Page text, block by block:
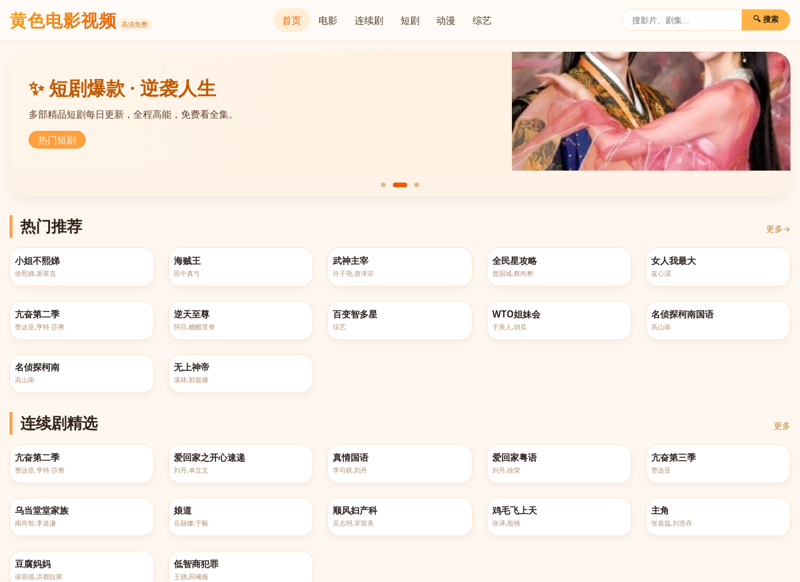
黄色电影视频 高清免费 首页 电影 连续剧 短剧 动漫 综艺 🔍 搜索
✨ 短剧爆款 · 逆袭人生
多部精品短剧每日更新，全程高能，免费看全集。
热门短剧
热门推荐 更多→
更新至20260521
小姐不熙娣
徐熙娣,派翠克
海贼王
田中真弓
武神主宰
许子尧,唐泽宗
全民星攻略
曾国城,蔡尚桦
女人我最大
蓝心湄
亢奋第二季
赞达亚,亨特·莎弗
逆天至尊
阿旦,糖醋里脊
百变智多星
综艺
WTO姐妹会
于美人,胡瓜
名侦探柯南国语
高山南
更新至第1260集
名侦探柯南
高山南
更新至第607集
无上神帝
溪林,郭懿骧
连续剧精选 更多
已完结
亢奋第二季
赞达亚,亨特·莎弗
爱回家之开心速递
刘丹,单立文
真情国语
李司棋,刘丹
爱回家粤语
刘丹,徐荣
亢奋第三季
赞达亚
全131集
乌当堂堂家族
南尚智,李道谦
已完结
娘道
岳丽娜,于毅
已完结
顺风妇产科
吴志明,宋宣美
已完结
鸡毛飞上天
张译,殷桃
更新至第27集
主角
张嘉益,刘浩存
豆腐妈妈
谢琼煖,洪都拉斯
低智商犯罪
王骁,田曦薇